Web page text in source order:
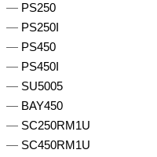
PS250
PS250I
PS450
PS450I
SU5005
BAY450
SC250RM1U
SC450RM1U